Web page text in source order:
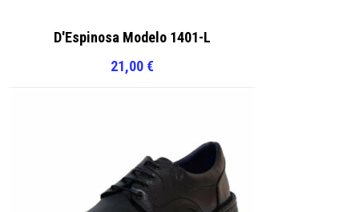
D'Espinosa Modelo 1401-L
21,00€